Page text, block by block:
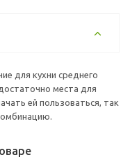
для кухни среднего
места для
ей пользоваться, так